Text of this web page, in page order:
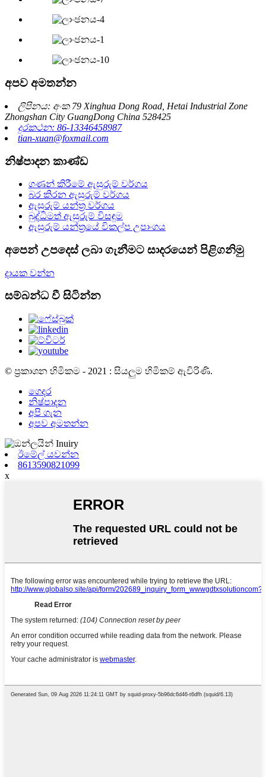
අපව අමතන්න
ලිපිනය: අංක 79 Xinghua Dong Road, Hetai Industrial Zone
Zhongshan City GuangDong China 528425
දුරකථන: 86-13346458987
tian-xuan@foxmail.com
නිෂ්පාදන කාණ්ඩ
ගණන් කිරීමේ ඇසුරුම් වර්ගය
බර කිරන ඇසුරුම් වර්ගය
ඇසුරුම් යන්ත්‍ර වර්ගය
බුද්ධිමත් ඇසුරුම් විසඳුම
ඇසුරුම් යන්ත්‍රයේ විකල්ප උපාංගය
අපෙන් උපදෙස් ලබා ගැනීමට සාදරයෙන් පිළිගනිමු
දායක වන්න
සම්බන්ධ වී සිටින්න
© ප්‍රකාශන හිමිකම - 2021 : සියලුම හිමිකම් ඇවිරිණි.
ගෙදර
නිෂ්පාදන
අපි ගැන
අපව අමතන්න
ඊමේල් යවන්න
8613590821099
x